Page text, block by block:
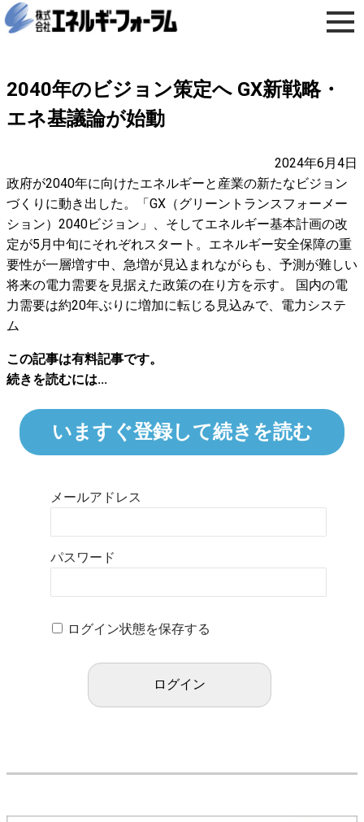
2040年のビジョン策定へ GX新戦略・
エネ基議論が始動
2024年6月4日
政府が2040年に向けたエネルギーと産業の新たなビジョン
づくりに動き出した。「GX（グリーントランスフォーメー
ション）2040ビジョン」、そしてエネルギー基本計画の改
定が5月中旬にそれぞれスタート。エネルギー安全保障の重
要性が一層増す中、急増が見込まれながらも、予測が難しい
将来の電力需要を見据えた政策の在り方を示す。 国内の電
力需要は約20年ぶりに増加に転じる見込みで、電力システ
ム
この記事は有料記事です。
続きを読むには...
いますぐ登録して続きを読む
メールアドレス
パスワード
ログイン状態を保存する